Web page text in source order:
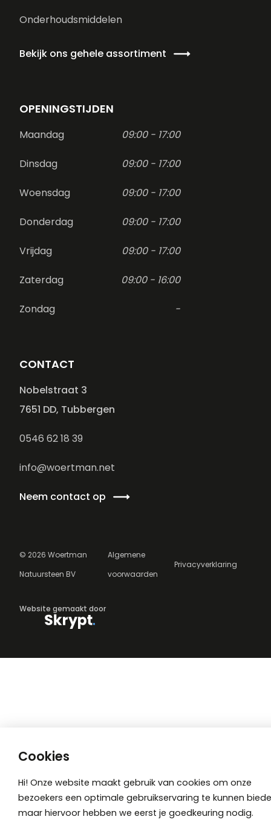
Onderhoudsmiddelen
Bekijk ons gehele assortiment
OPENINGSTIJDEN
Maandag 09:00 - 17:00
Dinsdag 09:00 - 17:00
Woensdag 09:00 - 17:00
Donderdag 09:00 - 17:00
Vrijdag 09:00 - 17:00
Zaterdag 09:00 - 16:00
Zondag -
CONTACT
Nobelstraat 3
7651 DD, Tubbergen
0546 62 18 39
info@woertman.net
Neem contact op
© 2026 Woertman
Natuursteen BV
Algemene
voorwaarden
Privacyverklaring
Website gemaakt door
Cookies
Hi! Onze website maakt gebruik van cookies om onze
bezoekers een optimale gebruikservaring te kunnen
maar hiervoor hebben we eerst je goedkeuring nodig.